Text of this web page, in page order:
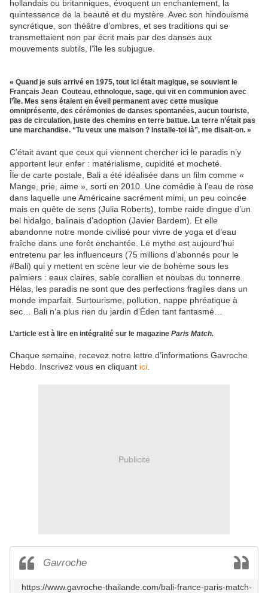
hollandais ou britanniques, évoquent un enchantement, la
quintessence de la beauté et du mystère. Avec son­ hindouisme
syncrétique, son théâtre d’ombres, et ses traditions qui se
transmettaient non par écrit mais par des danses aux
mouvements subtils, l’île les subjugue.
« Quand je suis arrivé en 1975, tout ici était magique, se souvient le
Français Jean ­ Couteau, ethnologue, sage, qui vit en communion avec
l’île. Mes sens étaient en éveil permanent avec cette musique
omniprésente, des cérémonies de danses spontanées, aucun touriste,
pas de circulation, juste des chemins en terre battue. La terre n’était pas
une marchandise. “Tu veux une maison ? Installe-toi là”, me disait-on. »
C’était avant que ceux qui viennent chercher ici le paradis n’y
apportent leur enfer : matérialisme, cupidité et mocheté.
Île de carte postale, Bali a été idéalisée dans un film comme «
Mange, prie, aime », sorti en 2010. Une comédie à l’eau de rose
dans laquelle une Américaine sacrément mimi, un peu coincée
mais en quête de sens (Julia Roberts), tombe raide dingue d’un
bel hidalgo, balinais d’adoption (Javier Bardem). Et elle
abandonne notre monde civilisé pour vivre de yoga et d’eau
fraîche dans une forêt enchantée. Le mythe est aujourd’hui
entretenu par les influenceurs (75 millions d’abonnés pour le
#Bali) qui y mettent en scène leur vie de bohème sous les
palmiers : eaux claires, sable corallien et noubas du tonnerre.
Hélas, les paradis ne sont que des perfections fragiles dans un
monde imparfait. Surtourisme, pollution, nappe phréatique à
sec… Bali n’a plus rien du jardin d’Éden tant fantasmé…
L’article est à lire en intégralité sur le magazine Paris Match.
Chaque semaine, recevez notre lettre d’informations Gavroche
Hebdo. Inscrivez vous en cliquant ici.
Publicité
Gavroche
https://www.gavroche-thailande.com/bali-france-paris-match-